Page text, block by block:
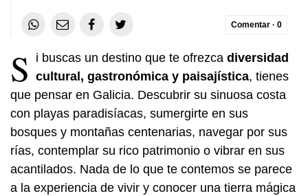
Comentar · 0
S i buscas un destino que te ofrezca diversidad
cultural, gastronómica y paisajística, tienes
que pensar en Galicia. Descubrir su sinuosa costa
con playas paradisíacas, sumergirte en sus
bosques y montañas centenarias, navegar por sus
rías, contemplar su rico patrimonio o vibrar en sus
acantilados. Nada de lo que te contemos se parece
a la experiencia de vivir y conocer una tierra mágica